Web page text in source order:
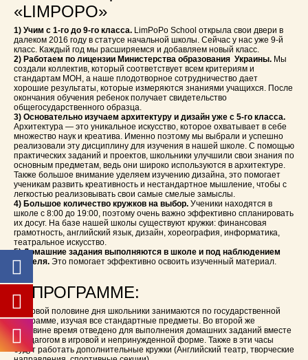
«LIMPOPO»
1) Учим с 1-го до 9-го класса. LimPoPo School открыла свои двери в
далеком 2016 году в статусе начальной школы. Сейчас у нас уже 9-й
класс. Каждый год мы расширяемся и добавляем новый класс.
2) Работаем по лицензии Министерства образования Украины. Мы
создали коллектив, который соответствует всем критериям и
стандартам МОН, а наше плодотворное сотрудничество дает
хорошие результаты, которые измеряются знаниями учащихся. После
окончания обучения ребенок получает свидетельство
общегосударственного образца.
3) Основательно изучаем архитектуру и дизайн уже с 5-го класса.
Архитектура — это уникальное искусство, которое охватывает в себе
множество наук и креатива. Именно поэтому мы выбрали и успешно
реализовали эту дисциплину для изучения в нашей школе. С помощью
практических заданий и проектов, школьники улучшили свои знания по
основным предметам, ведь они широко используются в архитектуре.
Также большое внимание уделяем изучению дизайна, это помогает
ученикам развить креативность и нестандартное мышление, чтобы с
легкостью реализовывать свои самые смелые замыслы.
4) Большое количество кружков на выбор. Ученики находятся в
школе с 8:00 до 19:00, поэтому очень важно эффективно спланировать
их досуг. На базе нашей школы существуют кружки: финансовая
грамотность, английский язык, дизайн, хореография, информатика,
театральное искусство.
5) Домашние задания выполняются в школе и под наблюдением
учителя. Это помогает эффективно освоить изученный материал.
О ПРОГРАММЕ:
В первой половине дня школьники занимаются по государственной
программе, изучая все стандартные предметы. Во второй же
половине время отведено для выполнения домашних заданий вместе
с педагогом в игровой и непринужденной форме. Также в эти часы
будут работать дополнительные кружки (Английский театр, творческие